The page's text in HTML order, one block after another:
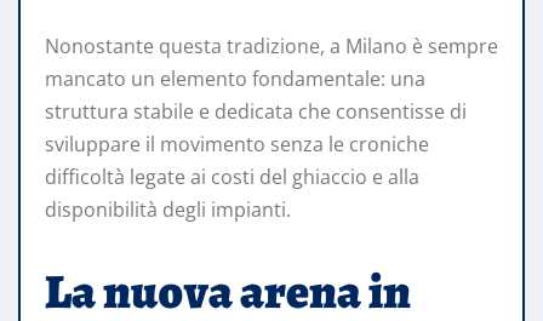
Nonostante questa tradizione, a Milano è sempre
mancato un elemento fondamentale: una
struttura stabile e dedicata che consentisse di
sviluppare il movimento senza le croniche
difficoltà legate ai costi del ghiaccio e alla
disponibilità degli impianti.
La nuova arena in